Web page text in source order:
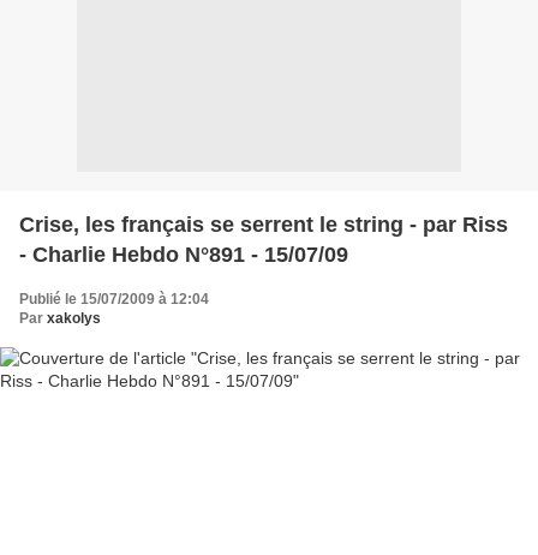
Crise, les français se serrent le string - par Riss
- Charlie Hebdo N°891 - 15/07/09
Publié le 15/07/2009 à 12:04
Par xakolys